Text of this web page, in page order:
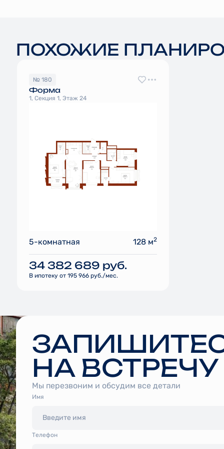
ПОХОЖИЕ
№ 180
Форма
1, Секция 1, Этаж 24
5-комнатная 128 м2
34 382 689 руб.
В ипотеку от 195 966 руб./мес.
НА ВСТРЕЧУ
Мы перезвоним и обсудим все детали
Имя
Tелефон